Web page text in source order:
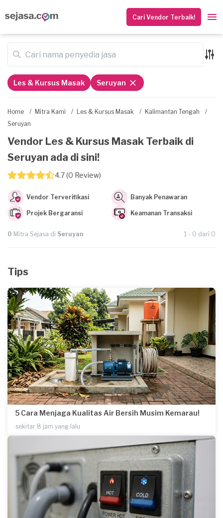
Cari Vendor Terbaik!
Home / Mitra Kami / Les & Kursus Masak / Kalimantan Tengah
/
Seruyan
Vendor Les & Kursus Masak Terbaik di
Seruyan ada di sini!
4.7 (0 Review)
Vendor Terverifikasi Banyak Penawaran
Projek Bergaransi Keamanan Transaksi
0 Mitra Sejasa di Seruyan 1 - 0 dari 0
Les & Kursus Masak Seruyan
Tips
5 Cara Menjaga Kualitas Air Bersih Musim Kemarau!
sekitar 8 jam yang lalu